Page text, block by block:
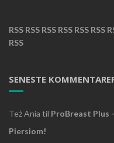
RSS RSS RSS RSS RSS RSS
RSS
SENESTE
Też Ania til ProBreast Plus
Piersiom!